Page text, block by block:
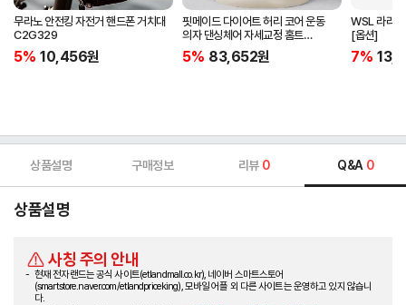
무라노 안전킹 자전거 핸드폰 거치대
C2G329
5% 10,456원
핏메이드 다이어트 허리 코어 운동
의자 댄싱체어 자세교정 홈트
운동기구
5% 83,652원
WSL 라라
[옵션]
7%
상품설명 구매정보 리뷰 0 Q&A 0
상품설명
사칭 주의 안내
현재 전자랜드는 공식 사이트(etlandmall.co.kr), 네이버 스마트스토어
(smartstore.naver.com/etlandpriceking), 모바일 어플 외 다른 사이트는 운영하고 있지 않습니
다.